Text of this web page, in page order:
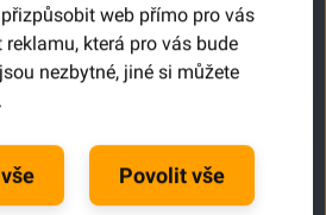
web přímo pro vás
která pro vás bude
nezbytné, jiné si můžete
Povolit vše